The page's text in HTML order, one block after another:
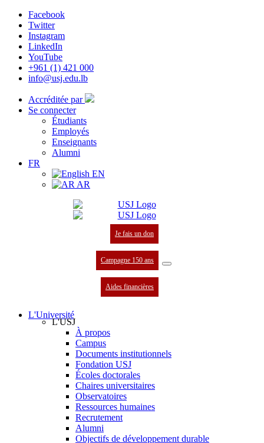
Facebook
Twitter
Instagram
LinkedIn
YouTube
+961 (1) 421 000
info@usj.edu.lb
Accréditée par
Se connecter
Étudiants
Employés
Enseignants
Alumni
FR
EN
AR
Je fais un don
Campagne 150 ans
Aides financières
L'Université
L'USJ
À propos
Campus
Documents institutionnels
Fondation USJ
Écoles doctorales
Chaires universitaires
Observatoires
Ressources humaines
Recrutement
Alumni
Objectifs de développement durable